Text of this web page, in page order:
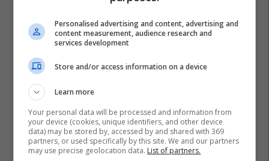
Personalised advertising and content, advertising and
content measurement, audience research and
services development
Store and/or access information on a device
Learn more
Your personal data will be processed and information from
your device (cookies, unique identifiers, and other device
data) may be stored by, accessed by and shared with 369
partners, or used specifically by this site. We and our partners
may use precise geolocation data. List of partners.